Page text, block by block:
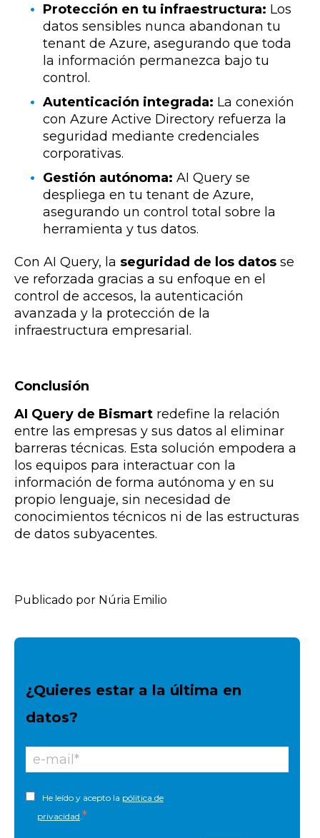
Protección en tu infraestructura: Los
datos sensibles nunca abandonan tu
tenant de Azure, asegurando que toda
la información permanezca bajo tu
control.
Autenticación integrada: La conexión
con Azure Active Directory refuerza la
seguridad mediante credenciales
corporativas.
Gestión autónoma: AI Query se
despliega en tu tenant de Azure,
asegurando un control total sobre la
herramienta y tus datos.
Con AI Query, la seguridad de los datos se
ve reforzada gracias a su enfoque en el
control de accesos, la autenticación
avanzada y la protección de la
infraestructura empresarial.
Conclusión
AI Query de Bismart redefine la relación
entre las empresas y sus datos al eliminar
barreras técnicas. Esta solución empodera a
los equipos para interactuar con la
información de forma autónoma y en su
propio lenguaje, sin necesidad de
conocimientos técnicos ni de las estructuras
de datos subyacentes.
Publicado por Núria Emilio
¿Quieres estar a la última en
datos?
He leído y acepto la pólitica de
privacidad.*